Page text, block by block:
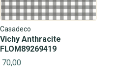
Casadeco
Vichy Anthracite
FLOM89269419
70,00